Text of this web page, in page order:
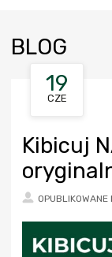
BLOG
19
CZE
Kibicuj
OPUBLIKOWANE